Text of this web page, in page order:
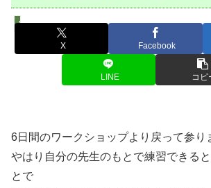
J-WETインド支部～ヨガのこころ～
X Facebook
LINE コピ
6日間のワークショップより戻って参り
やはり自分の先生のもとで練習できる
とで